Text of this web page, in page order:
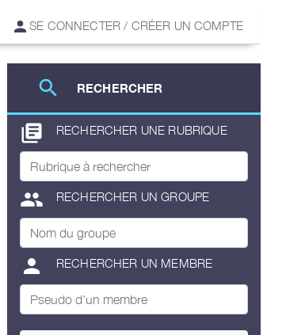
SE CONNECTER / CRÉER UN COMPTE
search RECHERCHER
library_books RECHERCHER UNE RUBRIQUE
group RECHERCHER UN GROUPE
person RECHERCHER UN MEMBRE